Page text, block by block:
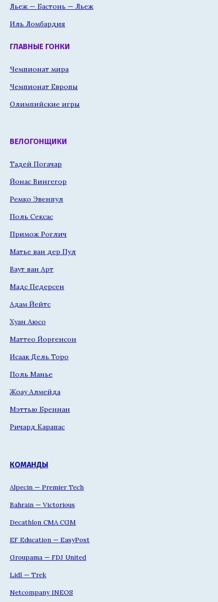
Льеж — Бастонь — Льеж
Иль Ломбардия
ГЛАВНЫЕ ГОНКИ
Чемпионат мира
Чемпионат Европы
Олимпийские игры
ВЕЛОГОНЩИКИ
Тадей Погачар
Йонас Вингегор
Ремко Эвенпул
Поль Сексас
Примож Роглич
Матье ван дер Пул
Ваут ван Арт
Мадс Педерсен
Адам Йейтс
Хуан Аюсо
Маттео Йоргенсон
Исаак Дель Торо
Поль Манье
Жоау Алмейда
Мэттью Бреннан
Ричард Карапас
КОМАНДЫ
Alpecin — Premier Tech
Bahrain — Victorious
Decathlon CMA CGM
EF Education — EasyPost
Groupama — FDJ United
Lidl — Trek
Netcompany INEOS